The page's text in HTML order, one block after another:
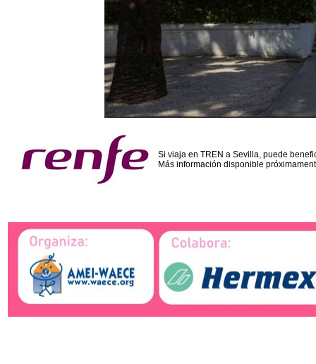
Si viaja en TREN a Sevilla, puede
Más información disponible